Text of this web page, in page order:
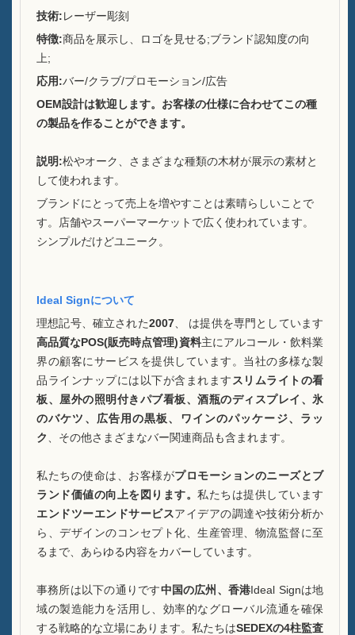
私たちが誰であるか
運用
私たちが提供したブランド
持続可能性
カタログ
事件
レイ
ケースC ローリングアイスク
ーラー
ケースBのLEDアイスバケツ
FAQ
ニュース
技術:レーザー彫刻
特徴:商品を展示し、ロゴを見せる;ブランド認知度の向
上;
応用:バー/クラブ/プロモーション/広告
OEM設計は歓迎します。お客様の仕様に合わせてこの種
の製品を作ることができます。
説明:松やオーク、さまざまな種類の木材が展示の素材と
して使われます。
ブランドにとって売上を増やすことは素晴らしいことで
す。店舗やスーパーマーケットで広く使われています。
シンプルだけどユニーク。
Ideal Signについて
理想記号、確立された2007、 は提供を専門としています
高品質なPOS(販売時点管理)資料主にアルコール・飲料業
界の顧客にサービスを提供しています。当社の多様な製
品ラインナップには以下が含まれます スリムライトの看
板、屋外の照明付きパブ看板、酒瓶のディスプレイ、氷
のバケツ、広告用の黒板、ワインのパッケージ、ラッ
ク
、その他さまざまなバー関連商品も含まれます。
私たちの使命は、お客様がプロモーションのニーズとブ
ランド価値の向上を図ります。 私たちは提供しています
エンドツーエンドサービスアイデアの調達や技術分析か
ら、デザインのコンセプト化、生産管理、物流監督に至
るまで、あらゆる内容をカバーしています。
事務所は以下の通りです中国の広州、香港Ideal Signは地
域の製造能力を活用し、効率的なグローバル流通を確保
する戦略的な立場にあります。私たちはSEDEXの4柱監査